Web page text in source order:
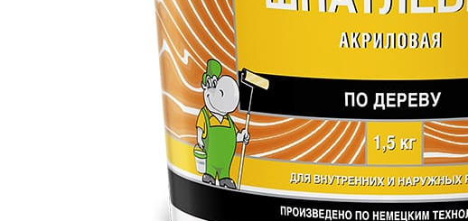
Отзывы Оплата Доставка
Высококачественная шпатлевка на основе водной
легко наносится и прекрасно шлифуется. Обладает
основой для дальнейшей окраски при выполнении работ
использование колеровочных паст на водной основе.